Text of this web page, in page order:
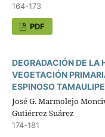
164-173
PDF
DEGRADACIÓN DE LA
VEGETACIÓN
ESPINOSO
José G. Marmolejo
Gutiérrez Suárez
174-181